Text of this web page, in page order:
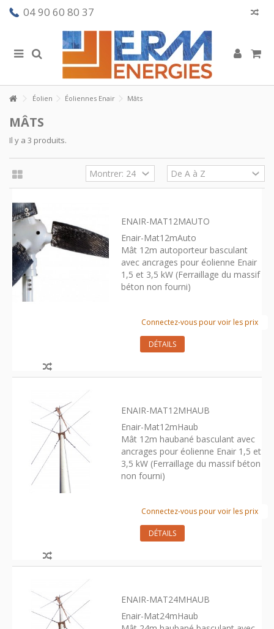
04 90 60 80 37
Éolien Éoliennes Enair Mâts
MÂTS
Il y a 3 produits.
ENAIR-MAT12MAUTO
Enair-Mat12mAuto
Mât 12m autoporteur basculant
avec ancrages pour éolienne Enair
1,5 et 3,5 kW (Ferraillage du massif
béton non fourni)
Connectez-vous pour voir les prix
DÉTAILS
ENAIR-MAT12MHAUB
Enair-Mat12mHaub
Mât 12m haubané basculant avec
ancrages pour éolienne Enair 1,5 et
3,5 kW (Ferraillage du massif béton
non fourni)
Connectez-vous pour voir les prix
DÉTAILS
ENAIR-MAT24MHAUB
Enair-Mat24mHaub